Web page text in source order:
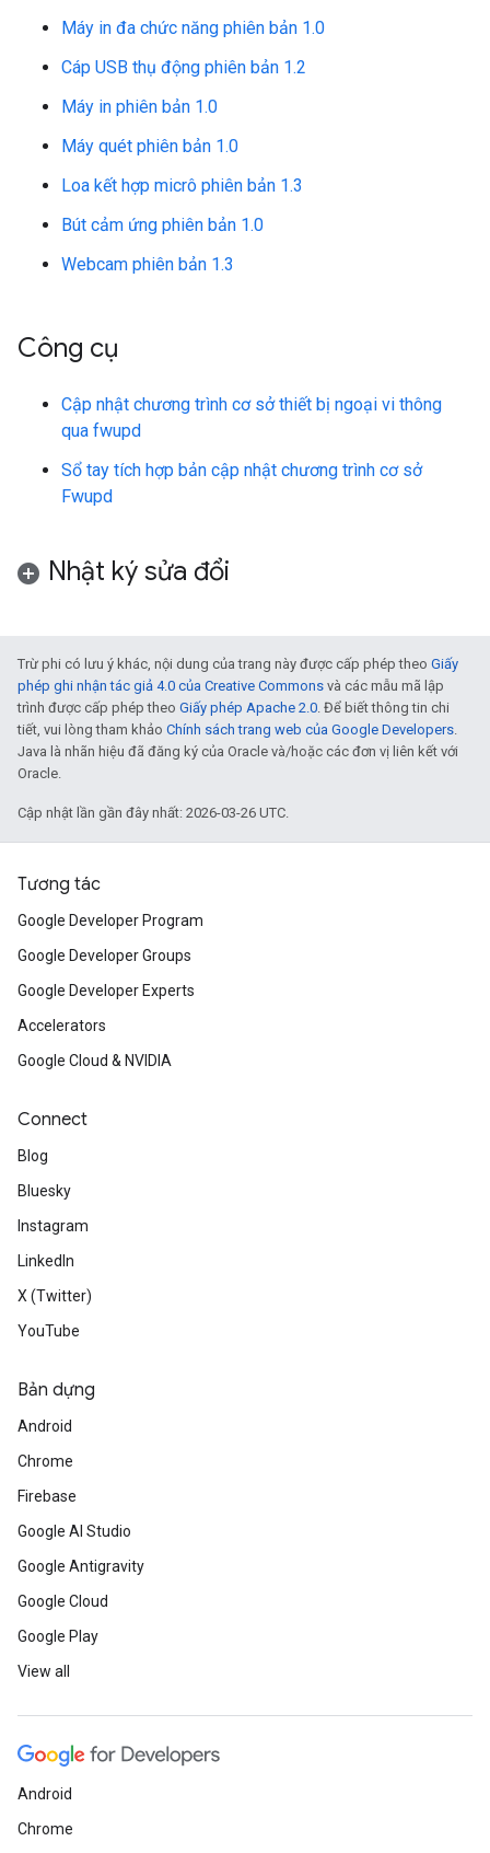
Máy in đa chức năng phiên bản 1.0
Cáp USB thụ động phiên bản 1.2
Máy in phiên bản 1.0
Máy quét phiên bản 1.0
Loa kết hợp micrô phiên bản 1.3
Bút cảm ứng phiên bản 1.0
Webcam phiên bản 1.3
Công cụ
Cập nhật chương trình cơ sở thiết bị ngoại vi thông
qua fwupd
Sổ tay tích hợp bản cập nhật chương trình cơ sở
Fwupd
Nhật ký sửa đổi
Trừ phi có lưu ý khác, nội dung của trang này được cấp phép theo Giấy
phép ghi nhận tác giả 4.0 của Creative Commons và các mẫu mã lập
trình được cấp phép theo Giấy phép Apache 2.0. Để biết thông tin chi
tiết, vui lòng tham khảo Chính sách trang web của Google Developers.
Java là nhãn hiệu đã đăng ký của Oracle và/hoặc các đơn vị liên kết với
Oracle.
Cập nhật lần gần đây nhất: 2026-03-26 UTC.
Tương tác
Google Developer Program
Google Developer Groups
Google Developer Experts
Accelerators
Google Cloud & NVIDIA
Connect
Blog
Bluesky
Instagram
LinkedIn
X (Twitter)
YouTube
Bản dựng
Android
Chrome
Firebase
Google AI Studio
Google Antigravity
Google Cloud
Google Play
View all
Android
Chrome